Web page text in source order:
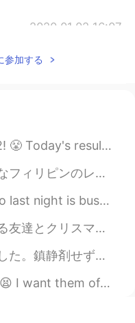
2020.01.02 16:07
”しおれた枝をだ
😉
2020.01.02 15:53
りがとうございま
2020.01.02 15:51
釈できますね。 私
見れない。他の人
に、私はただその
参加する
and some dipthongs 🍁Hello and My n...
のに全然ヘルシーじゃない。これは海で泳ぐの後の食べ物が完璧です。だから高...
The Chef The Waiter The Entertainer...
います。彼は走りてカメラの前にに立ちました。彼のお母さんはもう見えなかった。😂
はこのBeastarのジューノちゃんのシーンを考えずにはいられませんでした。「...
say “teeth/dental braces” in your lan...